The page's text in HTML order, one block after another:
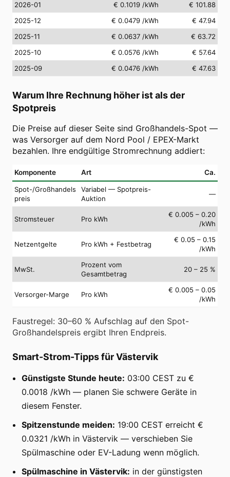
2026-01
€ 0.1019 /kWh
€ 101.88
2025-12
€ 0.0479 /kWh
€ 47.94
2025-11
€ 0.0637 /kWh
€ 63.72
2025-10
€ 0.0576 /kWh
€ 57.64
2025-09
€ 0.0476 /kWh € 47.63
Warum Ihre Rechnung höher ist als der
Spotpreis
Die Preise auf dieser Seite sind Großhandels-Spot —
was Versorger auf dem Nord Pool / EPEX-Markt
bezahlen. Ihre endgültige Stromrechnung addiert:
Komponente Art Ca.
Spot-/Großhandels
preis
Variabel — Spotpreis-
Auktion
—
Stromsteuer Pro kWh
€ 0.005 – 0.20
/kWh
Netzentgelte Pro kWh + Festbetrag
€ 0.05 – 0.15
/kWh
MwSt.
Prozent vom
Gesamtbetrag
20 – 25 %
Versorger-Marge Pro kWh
€ 0.005 – 0.05
/kWh
Faustregel: 30–60 % Aufschlag auf den Spot-
Großhandelspreis ergibt Ihren Endpreis.
Smart-Strom-Tipps für Västervik
Günstigste Stunde heute: 03:00 CEST zu €
0.0018 /kWh — planen Sie schwere Geräte in
diesem Fenster.
Spitzenstunde meiden: 19:00 CEST erreicht €
0.0321 /kWh in Västervik — verschieben Sie
Spülmaschine oder EV-Ladung wenn möglich.
Spülmaschine in Västervik: in der günstigsten